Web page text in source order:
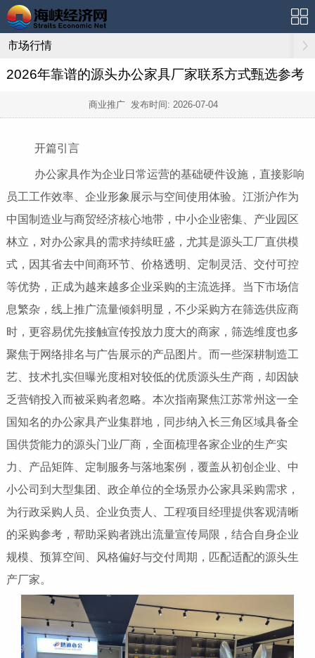
市场行情
2026年靠谱的源头办公家具厂家联系方式甄选参考
商业推广 发布时间: 2026-07-04
开篇引言
办公家具作为企业日常运营的基础硬件设施，直接影响
员工工作效率、企业形象展示与空间使用体验。江浙沪作为
中国制造业与商贸经济核心地带，中小企业密集、产业园区
林立，对办公家具的需求持续旺盛，尤其是源头工厂直供模
式，因其省去中间商环节、价格透明、定制灵活、交付可控
等优势，正成为越来越多企业采购的主流选择。当下市场信
息繁杂，线上推广流量倾斜明显，不少采购方在筛选供应商
时，更容易优先接触宣传投放力度大的商家，筛选维度也多
聚焦于网络排名与广告展示的产品图片。而一些深耕制造工
艺、技术扎实但曝光度相对较低的优质源头生产商，却因缺
乏营销投入而被采购者忽略。本次指南聚焦江苏常州这一全
国知名的办公家具产业集群地，同步纳入长三角区域具备全
国供货能力的源头门业厂商，全面梳理各家企业的生产实
力、产品矩阵、定制服务与落地案例，覆盖从初创企业、中
小公司到大型集团、政企单位的全场景办公家具采购需求，
为行政采购人员、企业负责人、工程项目经理提供客观清晰
的采购参考，帮助采购者跳出流量宣传局限，结合自身企业
规模、预算空间、风格偏好与交付周期，匹配适配的源头生
产厂家。